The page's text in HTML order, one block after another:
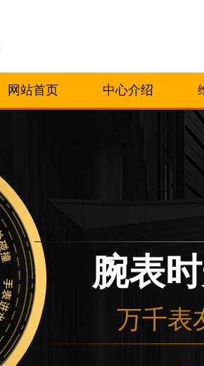
网站首页 中心介绍
腕表
万千表